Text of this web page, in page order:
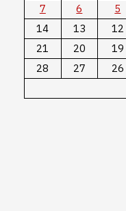
5
6
7
12
13
14
19
20
21
26
27
28